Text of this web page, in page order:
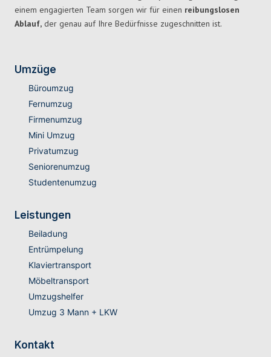
einem engagierten Team sorgen wir für einen reibungslosen
Ablauf, der genau auf Ihre Bedürfnisse zugeschnitten ist.
Umzüge
Büroumzug
Fernumzug
Firmenumzug
Mini Umzug
Privatumzug
Seniorenumzug
Studentenumzug
Leistungen
Beiladung
Entrümpelung
Klaviertransport
Möbeltransport
Umzugshelfer
Umzug 3 Mann + LKW
Kontakt